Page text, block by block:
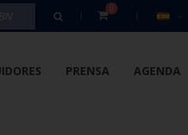
0
PRENSA AGENDA